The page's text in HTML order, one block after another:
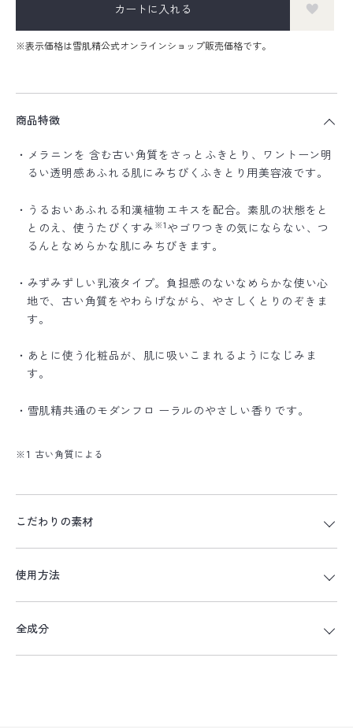
カートに入れる
※表示価格は雪肌精公式オンラインショップ販売価格です。
商品特徴
・メラニンを 含む古い角質をさっとふきとり、ワントーン明
るい透明感あふれる肌にみちびくふきとり用美容液です。
・うるおいあふれる和漢植物エキスを配合。素肌の状態をと
とのえ、使うたびくすみ ※1 やゴワつきの気にならない、つ
るんとなめらかな肌にみちびきます。
・みずみずしい乳液タイプ。負担感のないなめらかな使い心
地で、古い角質をやわらげながら、やさしくとりのぞきま
す。
・あとに使う化粧品が、肌に吸いこまれるようになじみま
す。
・雪肌精共通のモダンフロ ーラルのやさしい香りです。
※1 古い角質による
こだわりの素材
使用方法
全成分